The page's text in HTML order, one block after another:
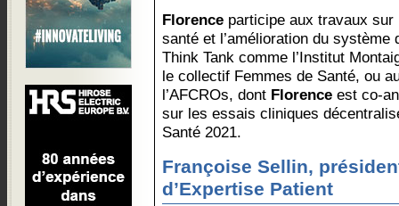
Florence participe aux travaux
santé et l’amélioration du
Think Tank comme l’Institut
le collectif Femmes de Santé, ou
l’AFCROs, dont Florence est co-
sur les essais cliniques
Santé 2021.
Françoise Sellin,
d’Expertise Patient